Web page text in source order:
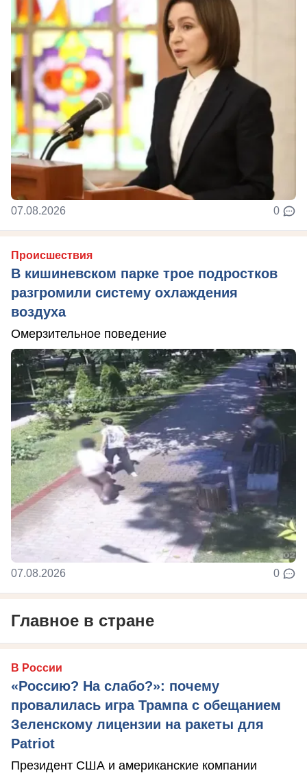
07.08.2026 0
Происшествия
В кишиневском парке трое подростков
разгромили систему охлаждения
воздуха
Омерзительное поведение
07.08.2026 0
Главное в стране
В России
«Россию? На слабо?»: почему
провалилась игра Трампа с обещанием
Зеленскому лицензии на ракеты для
Patriot
Президент США и американские компании